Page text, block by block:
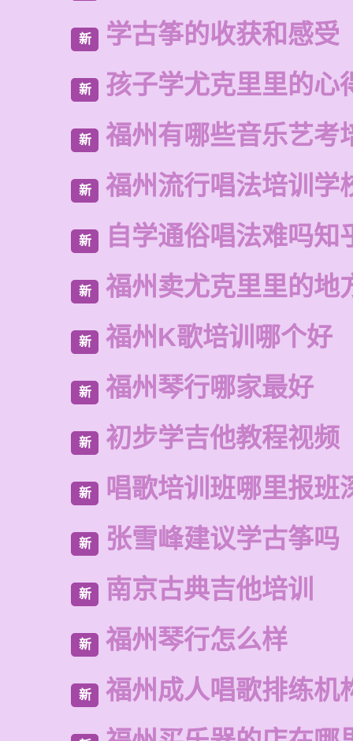
新 学古筝的收获和感受
新 孩子学尤克里里的心
新 福州有哪些音乐艺考
新 福州流行唱法培训学
新 自学通俗唱法难吗知
新 福州卖尤克里里的地
新 福州K歌培训哪个好
新 福州琴行哪家最好
新 初步学吉他教程视频
新 唱歌培训班哪里报班
新 张雪峰建议学古筝吗
新 南京古典吉他培训
新 福州琴行怎么样
新 福州成人唱歌排练机